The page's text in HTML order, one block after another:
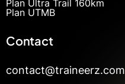
Plan Ultra Trail 160km
Plan UTMB
Contact
contact@traineerz.com